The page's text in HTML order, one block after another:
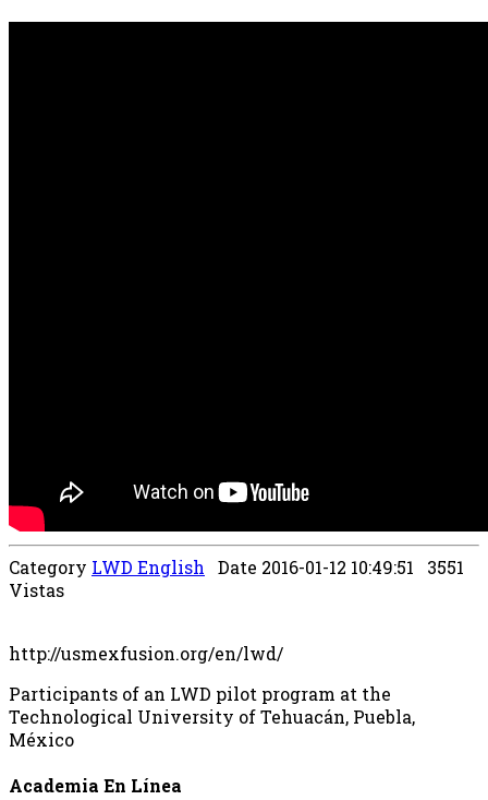
Category LWD English Date 2016-01-12 10:49:51 3551
Vistas
http://usmexfusion.org/en/lwd/
Participants of an LWD pilot program at the
Technological University of Tehuacán, Puebla,
México
Academia En Línea